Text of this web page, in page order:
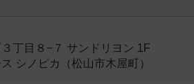
丁目８−７ サンドリヨン 1F
シノピカ（松山市木屋町）